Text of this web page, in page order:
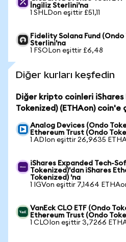
İngiliz Sterlini'na
1 SHLDon eşittir £51,11
Fidelity Solana Fund
Sterlini'na
1 FSOLon eşittir £6,48
Diğer kurları keşfedin
Diğer kripto coinleri
Tokenized) (ETHAon) coin'e
Analog Devices (Ondo
Ethereum Trust (Ondo
1 ADIon eşittir 26,9635
iShares Expanded Tech-
Tokenized)'dan iShares
Tokenized) 'na
1 IGVon eşittir 7,1464
VanEck CLO ETF (Ondo
Ethereum Trust (Ondo
1 CLOIon eşittir 3,7266